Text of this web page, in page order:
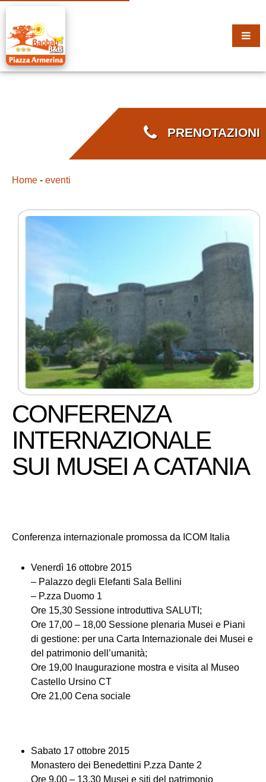
PRENOTAZIONI
Home - eventi
CONFERENZA
INTERNAZIONALE
SUI MUSEI A CATANIA
Conferenza internazionale promossa da ICOM Italia
Venerdì 16 ottobre 2015
– Palazzo degli Elefanti Sala Bellini
– P.zza Duomo 1
Ore 15,30 Sessione introduttiva SALUTI;
Ore 17,00 – 18,00 Sessione plenaria Musei e Piani
di gestione: per una Carta Internazionale dei Musei e
del patrimonio dell’umanità;
Ore 19,00 Inaugurazione mostra e visita al Museo
Castello Ursino CT
Ore 21,00 Cena sociale
Sabato 17 ottobre 2015
Monastero dei Benedettini P.zza Dante 2
Ore 9,00 – 13,30 Musei e siti del patrimonio